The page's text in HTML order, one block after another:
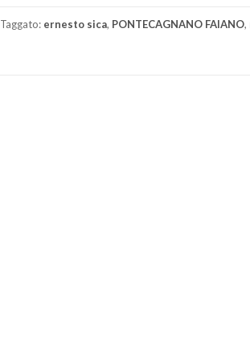
Taggato: ernesto sica, PONTECAGNANO FAIANO,